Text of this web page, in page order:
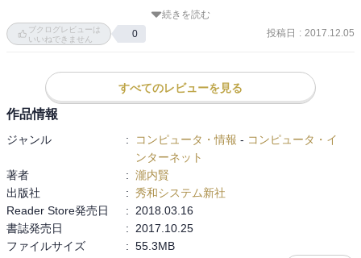
情報の幅、深さ、ノイズのないクリアな内容
が大切。
高額で買い取ってもらう方法ではなくて、高額で買い取りしてもら
う方法にするなどもなるほどと思う。
続きを読む
ブクログレビューは
いいねできません
0 投稿日 : 2017.12.05
すべてのレビューを見る
作品情報
ジャンル : コンピュータ・情報 - コンピュータ・イ
ンターネット
著者
: 瀧内賢
出版社
: 秀和システム新社
Reader Store発売日
:
2018.03.16
書誌発売日
:
2017.10.25
ファイルサイズ
: 55.3MB